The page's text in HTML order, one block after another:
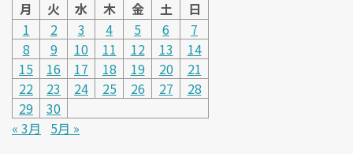
月
火 水 木 金 土
日
1
2 3 4 5 6
7
8
9 10 11 12 13
14
15
16 17 18 19 20
21
22
23 24 25 26 27
28
29
30
« 3月
5月 »